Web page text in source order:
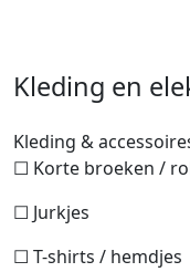
Kleding en
Kleding &
☐ Korte broeken /
☐ Jurkjes
☐ T-shirts / hemdjes